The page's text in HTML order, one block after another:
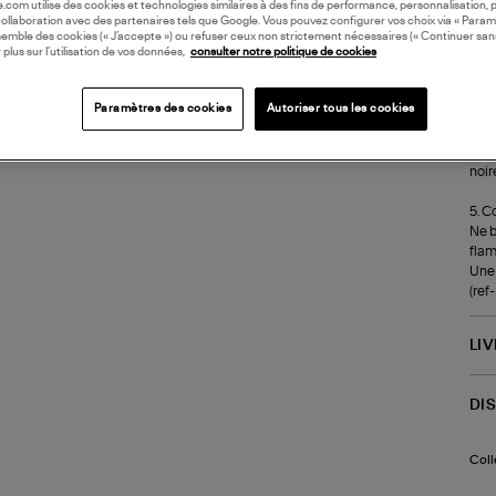
5.
Ne
(ref-
utilise des cookies et technologies similaires à des fins de performance, personnalisation,
avec des partenaires tels que Google. Vous pouvez configurer vos choix via «
des cookies (« J’accepte ») ou refuser ceux non strictement nécessaires (« Continuer
plus sur l’utilisation de vos données,
consulter notre politique de cookies
Paramètres des cookies Autoriser tous les cookies